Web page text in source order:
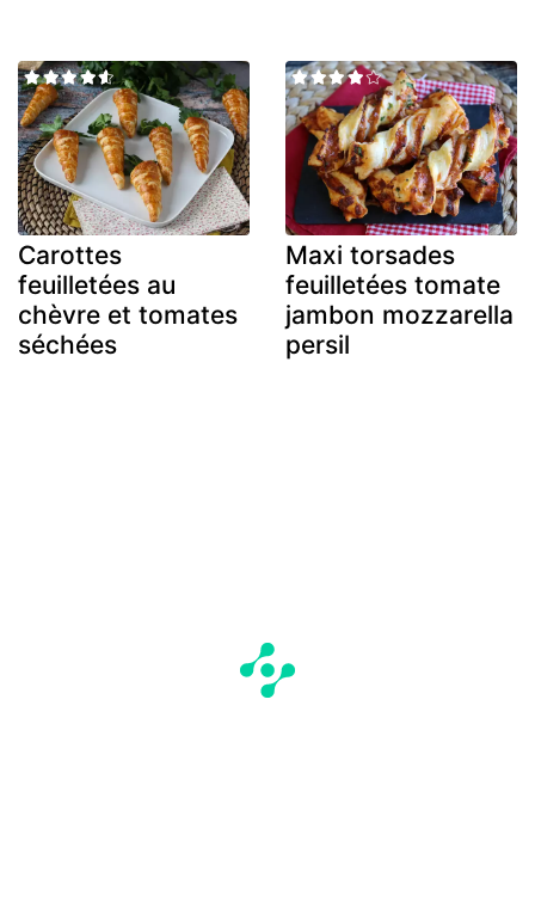
Carottes
feuilletées au
chèvre et tomates
séchées
Maxi torsades
feuilletées tomate
jambon mozzarella
persil